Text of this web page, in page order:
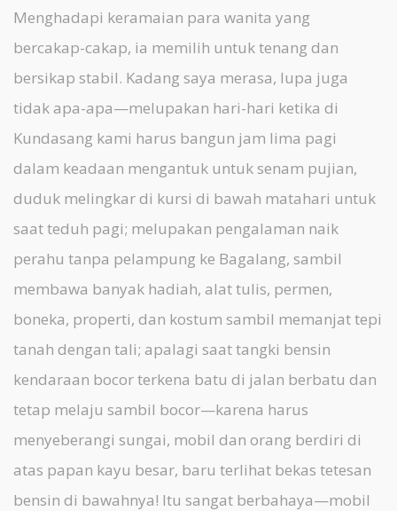
Menghadapi keramaian para wanita yang
bercakap-cakap, ia memilih untuk tenang dan
bersikap stabil. Kadang saya merasa, lupa juga
tidak apa-apa—melupakan hari-hari ketika di
Kundasang kami harus bangun jam lima pagi
dalam keadaan mengantuk untuk senam pujian,
duduk melingkar di kursi di bawah matahari untuk
saat teduh pagi; melupakan pengalaman naik
perahu tanpa pelampung ke Bagalang, sambil
membawa banyak hadiah, alat tulis, permen,
boneka, properti, dan kostum sambil memanjat tepi
tanah dengan tali; apalagi saat tangki bensin
kendaraan bocor terkena batu di jalan berbatu dan
tetap melaju sambil bocor—karena harus
menyeberangi sungai, mobil dan orang berdiri di
atas papan kayu besar, baru terlihat bekas tetesan
bensin di bawahnya! Itu sangat berbahaya—mobil